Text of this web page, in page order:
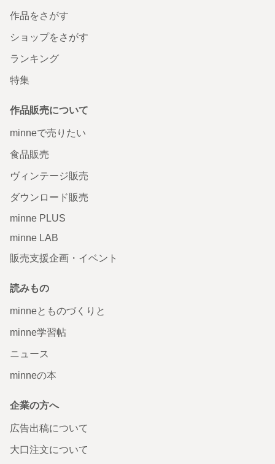
作品をさがす
ショップをさがす
ランキング
特集
作品販売について
minneで売りたい
食品販売
ヴィンテージ販売
ダウンロード販売
minne PLUS
minne LAB
販売支援企画・イベント
読みもの
minneとものづくりと
minne学習帖
ニュース
minneの本
企業の方へ
広告出稿について
大口注文について